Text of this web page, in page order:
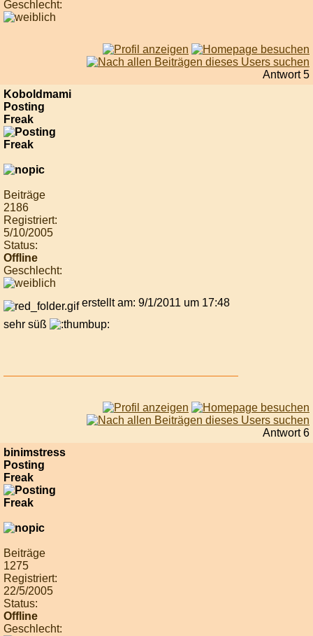
Geschlecht:
Antwort 5
Koboldmami
Posting
Freak
Beiträge
2186
Registriert:
5/10/2005
Status:
Offline
Geschlecht:
erstellt am: 9/1/2011 um 17:48
sehr süß
Antwort 6
binimstress
Posting
Freak
Beiträge
1275
Registriert:
22/5/2005
Status:
Offline
Geschlecht: